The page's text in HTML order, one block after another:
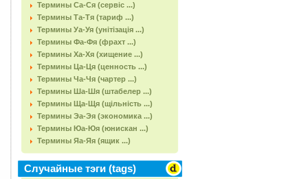
Термины Са-Ся (сервіс ...)
Термины Та-Тя (тариф ...)
Термины Уа-Уя (унітізація ...)
Термины Фа-Фя (фрахт ...)
Термины Ха-Хя (хищение ...)
Термины Ца-Ця (ценность ...)
Термины Ча-Чя (чартер ...)
Термины Ша-Шя (штабелер ...)
Термины Ща-Щя (щільність ...)
Термины Эа-Эя (экономика ...)
Термины Юа-Юя (юнискан ...)
Термины Яа-Яя (ящик ...)
Случайные тэги (tags)